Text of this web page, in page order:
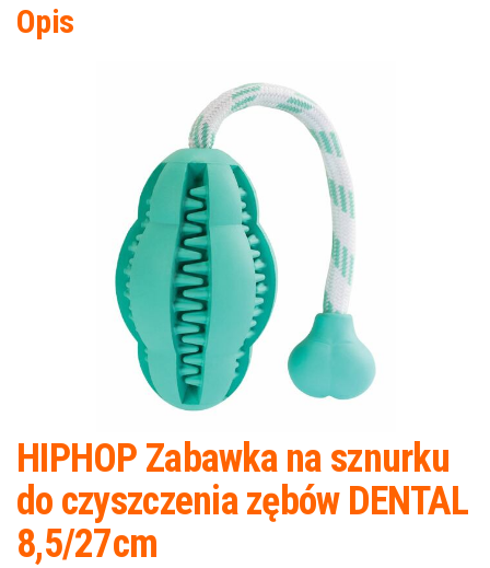
Opis
HIPHOP Zabawka na sznurku
do czyszczenia zębów DENTAL
8,5/27cm